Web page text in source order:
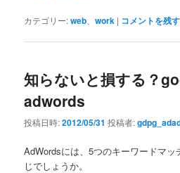
カテゴリー:web 、work | コメントを残す
知らないと損する？
adwords
投稿日時:2012/05/31 投稿者:
AdWordsには、5つのキーワードマ
じでしょうか。